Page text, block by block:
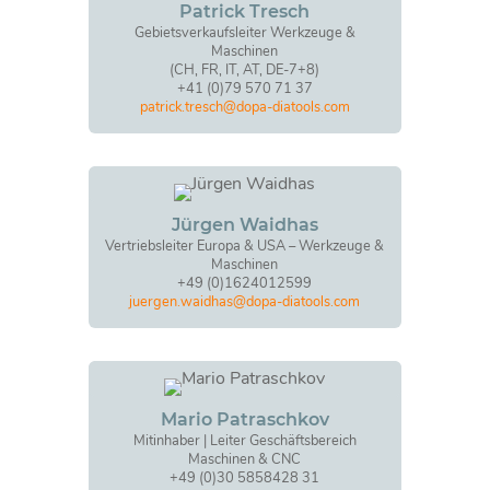
Patrick Tresch
Gebietsverkaufsleiter Werkzeuge &
Maschinen
(CH, FR, IT, AT, DE-7+8)
+41 (0)79 570 71 37
patrick.tresch@dopa-diatools.com
Jürgen Waidhas
Vertriebsleiter Europa & USA – Werkzeuge &
Maschinen
+49 (0)1624012599
juergen.waidhas@dopa-diatools.com
Mario Patraschkov
Mitinhaber | Leiter Geschäftsbereich
Maschinen & CNC
+49 (0)30 5858428 31